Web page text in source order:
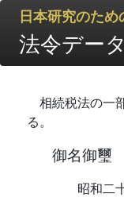
日本研究のため
法令デー
相続税法の一
る。
御名御璽
昭和二